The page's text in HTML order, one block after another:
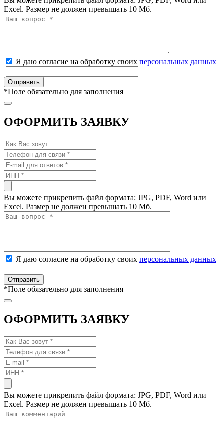
Excel. Размер не должен превышать 10 Мб.
Я даю согласие на обработку своих персональных данных
*Поле обязательно для заполнения
ОФОРМИТЬ ЗАЯВКУ
Вы можете прикрепить файл формата: JPG, PDF, Word или
Excel. Размер не должен превышать 10 Мб.
Я даю согласие на обработку своих персональных данных
*Поле обязательно для заполнения
ОФОРМИТЬ ЗАЯВКУ
Вы можете прикрепить файл формата: JPG, PDF, Word или
Excel. Размер не должен превышать 10 Мб.